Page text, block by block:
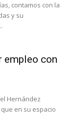
contamos con la
y su
empleo con
Hernández
en su espacio